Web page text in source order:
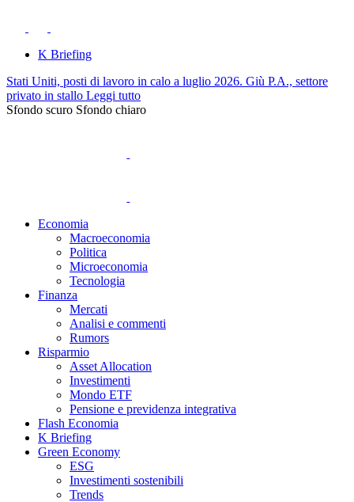
K Briefing
Stati Uniti, posti di lavoro in calo a luglio 2026. Giù P.A., settore
privato in stallo Leggi tutto
Sfondo scuro Sfondo chiaro
Economia
Macroeconomia
Politica
Microeconomia
Tecnologia
Finanza
Mercati
Analisi e commenti
Rumors
Risparmio
Asset Allocation
Investimenti
Mondo ETF
Pensione e previdenza integrativa
Flash Economia
K Briefing
Green Economy
ESG
Investimenti sostenibili
Trends